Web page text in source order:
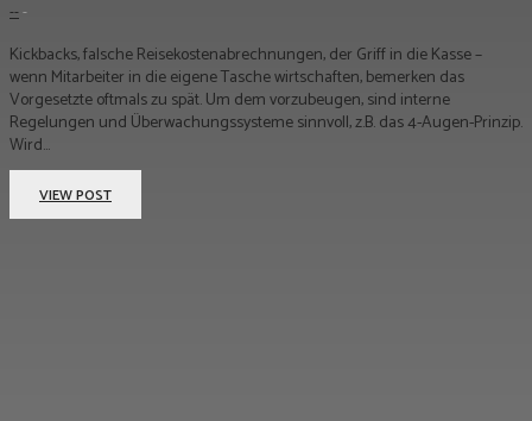
---
Kickbacks, falsche Reisekostenabrechnungen, der Griff in die Kasse –
wenn Mitarbeiter in die eigene Tasche wirtschaften, bemerken das
Vorgesetzte oftmals zu spät. Um dem vorzubeugen, sind interne
Regelungen und Überwachungssysteme sinnvoll, z.B. das 4-Augen-Prinzip.
Wird...
VIEW POST